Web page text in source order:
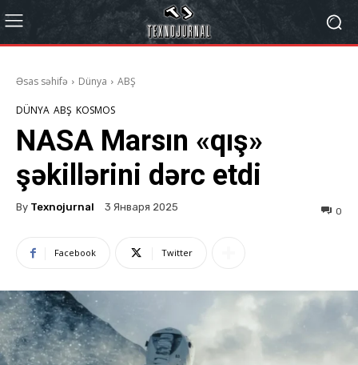
Əsas səhifə Dünya ABŞ
DÜNYA ABŞ KOSMOS
NASA Marsın «qış»
şəkillərini dərc etdi
By Texnojurnal 3 Января 2025 0
Facebook Twitter